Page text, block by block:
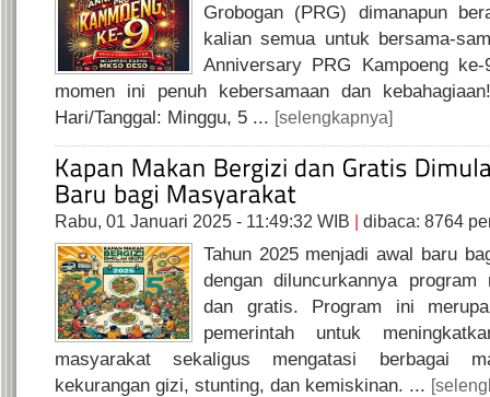
Grobogan (PRG) dimanapun
kalian semua untuk bersama-
Anniversary PRG Kampoeng
momen ini penuh kebersamaan dan
Hari/Tanggal: Minggu, 5 ... [selengkapnya]
Rabu, 01 Januari 2025 - 11:49:32 WIB dibaca: 8764
Tahun 2025 menjadi awal baru
dengan diluncurkannya
dan gratis. Program ini
pemerintah untuk
masyarakat sekaligus mengatasi berbagai
kekurangan gizi, stunting, dan kemiskinan. ...